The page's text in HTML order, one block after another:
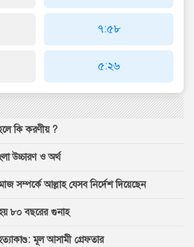
৭:৫৮
৫:২৬
কি করণীয় ?
উচ্চারণ ও অর্থ
সম্পর্কে আল্লাহ যেসব নির্দেশ দিয়েছেন
৮০ বছরের গুনাহ
মূল আসামী গ্রেফতার